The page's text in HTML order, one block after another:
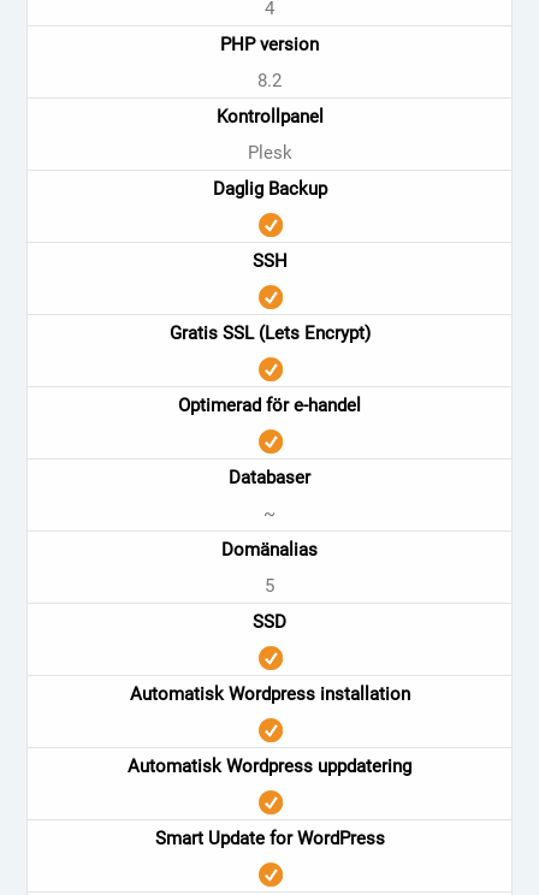
4
PHP version
8.2
Kontrollpanel
Plesk
Daglig Backup
SSH
Gratis SSL (Lets Encrypt)
Optimerad för e-handel
Databaser
~
Domänalias
5
SSD
Automatisk Wordpress installation
Automatisk Wordpress uppdatering
Smart Update for WordPress